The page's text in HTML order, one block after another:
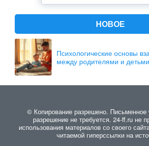
НОВОЕ
Психологические основы
между родителями и детьми
© Копирование разрешено.
разрешение не требуется. 24-ff.ru не
использования материалов со своего
читаемой гиперссылки на